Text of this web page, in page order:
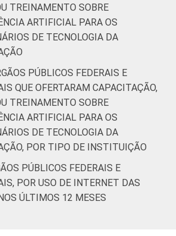
TREINAMENTO SOBRE
ARTIFICIAL PARA OS
DE TECNOLOGIA DA
PÚBLICOS FEDERAIS E
QUE OFERTARAM CAPACITAÇÃO,
TREINAMENTO SOBRE
ARTIFICIAL PARA OS
DE TECNOLOGIA DA
POR TIPO DE INSTITUIÇÃO
PÚBLICOS FEDERAIS E
POR USO DE INTERNET DAS
ÚLTIMOS 12 MESES